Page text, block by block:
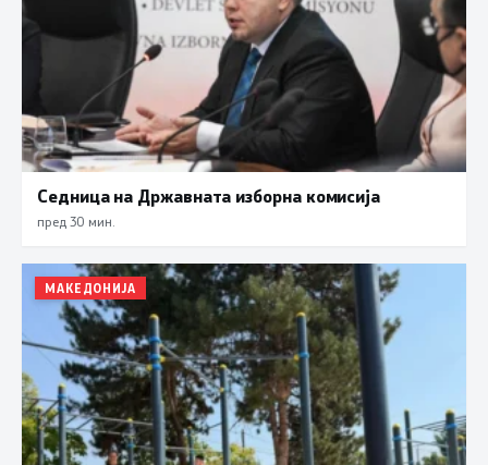
Седница на Државната изборна комисија
пред 30 мин.
МАКЕДОНИЈА